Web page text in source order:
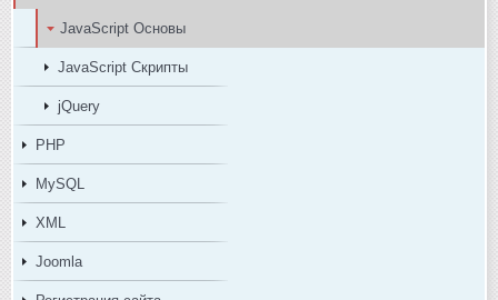
JavaScript Основы
JavaScript Скрипты
jQuery
PHP
MySQL
XML
Joomla